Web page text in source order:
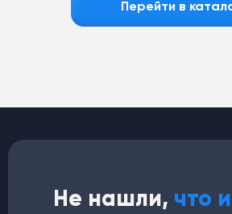
Перейти в
Не нашли, что
Кондиционеры
Медный испаритель и полуторный